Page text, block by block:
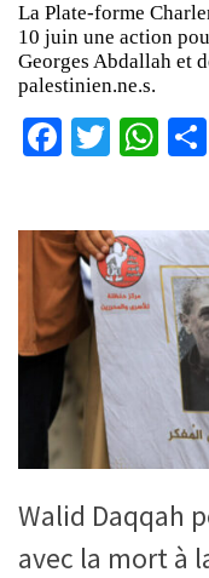
La Plate-forme
10 juin une action
Georges Abdallah et
palestinien.ne.s.
Facebook
Twitter
Walid Daqqah
avec la mort à